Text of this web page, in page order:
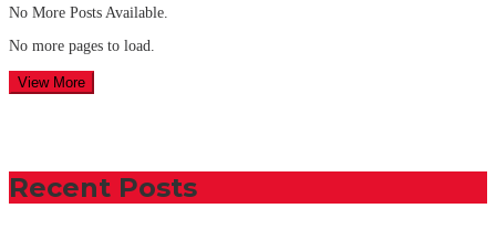
No More Posts Available.
No more pages to load.
View More
Recent Posts